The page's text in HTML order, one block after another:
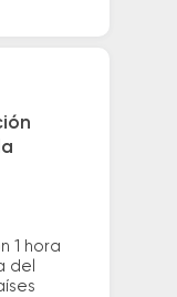
1 hora
del